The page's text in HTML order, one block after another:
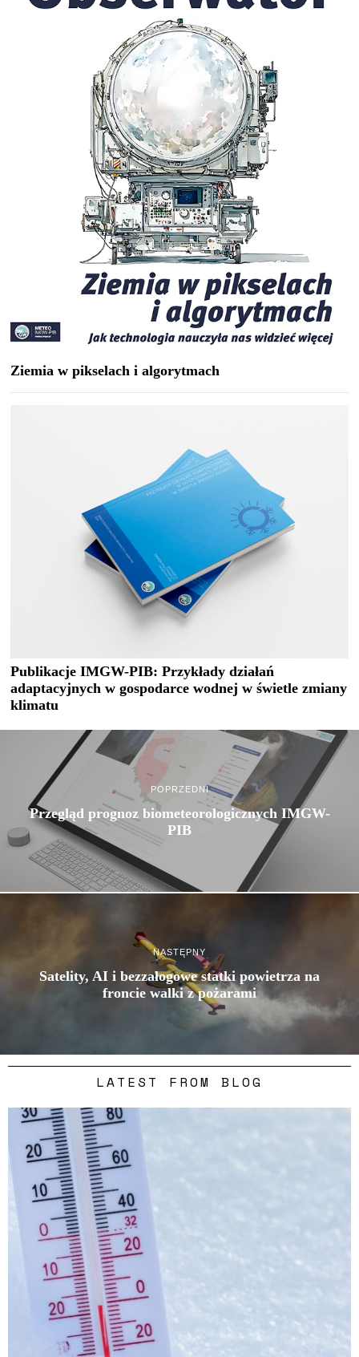
Ziemia w pikselach i algorytmach
Publikacje IMGW-PIB: Przykłady działań
adaptacyjnych w gospodarce wodnej w świetle zmiany
klimatu
POPRZEDNI
Przegląd prognoz biometeorologicznych IMGW-
PIB
NASTĘPNY
Satelity, AI i bezzałogowe statki powietrza na
froncie walki z pożarami
LATEST FROM BLOG